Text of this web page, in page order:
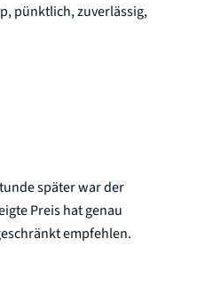
pünktlich, zuverlässig,
später war der
Preis hat genau
empfehlen.